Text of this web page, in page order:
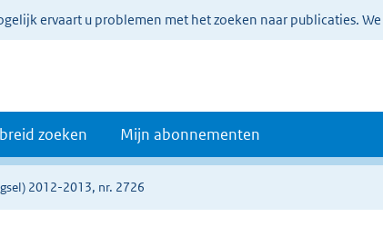
ervaart u problemen met het zoeken naar publicaties.
zoeken Mijn abonnementen
2012-2013, nr. 2726